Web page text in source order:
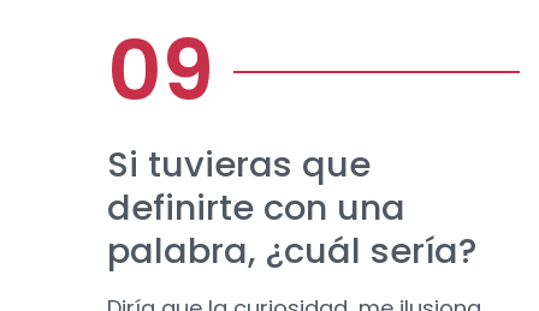
Si tuvieras que
definirte con una
palabra, ¿cuál sería?